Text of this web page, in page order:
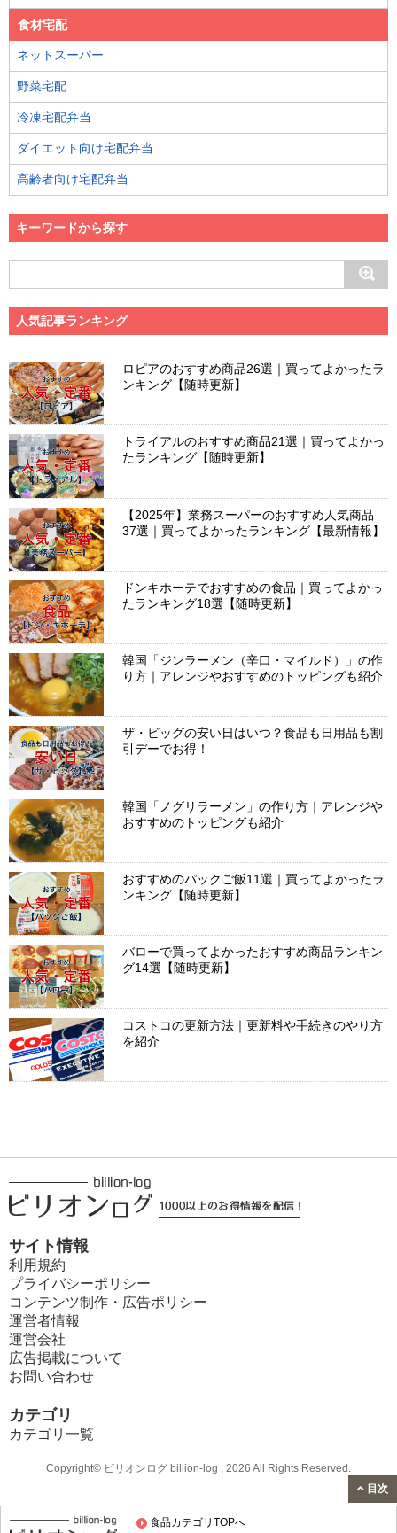
食品カテゴリTOPへ
食材宅配
ネットスーパー
野菜宅配
冷凍宅配弁当
ダイエット向け宅配弁当
高齢者向け宅配弁当
キーワードから探す
人気記事ランキング
ロピアのおすすめ商品26選｜買ってよかったラ
ンキング【随時更新】
トライアルのおすすめ商品21選｜買ってよかっ
たランキング【随時更新】
【2025年】業務スーパーのおすすめ人気商品
37選｜買ってよかったランキング【最新情報】
ドンキホーテでおすすめの食品｜買ってよかっ
たランキング18選【随時更新】
韓国「ジンラーメン（辛口・マイルド）」の作
り方｜アレンジやおすすめのトッピングも紹介
ザ・ビッグの安い日はいつ？食品も日用品も割
引デーでお得！
韓国「ノグリラーメン」の作り方｜アレンジや
おすすめのトッピングも紹介
おすすめのパックご飯11選｜買ってよかったラ
ンキング【随時更新】
バローで買ってよかったおすすめ商品ランキン
グ14選【随時更新】
コストコの更新方法｜更新料や手続きのやり方
を紹介
サイト情報
利用規約
プライバシーポリシー
コンテンツ制作・広告ポリシー
運営者情報
運営会社
広告掲載について
お問い合わせ
カテゴリ
カテゴリ一覧
Copyright© ビリオンログ billion-log , 2026 All Rights Reserved.
目次